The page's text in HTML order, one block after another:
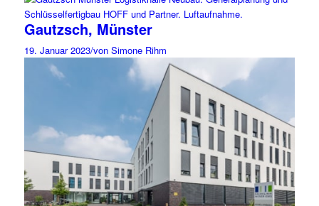
Gautzsch, Münster
19. Januar 2023/von Simone Rihm